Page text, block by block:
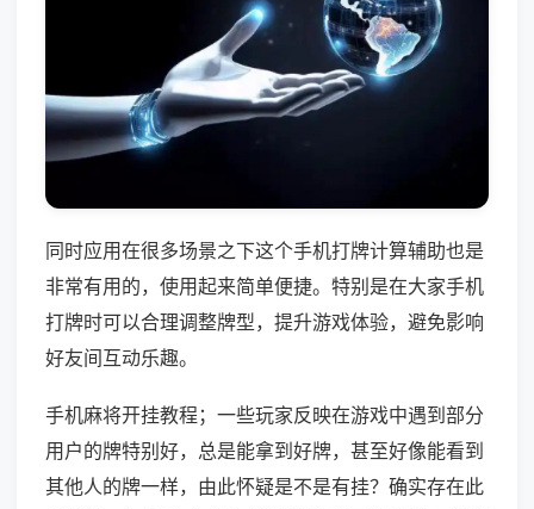
同时应用在很多场景之下这个手机打牌计算辅助也是
非常有用的，使用起来简单便捷。特别是在大家手机
打牌时可以合理调整牌型，提升游戏体验，避免影响
好友间互动乐趣。
手机麻将开挂教程；一些玩家反映在游戏中遇到部分
用户的牌特别好，总是能拿到好牌，甚至好像能看到
其他人的牌一样，由此怀疑是不是有挂？确实存在此